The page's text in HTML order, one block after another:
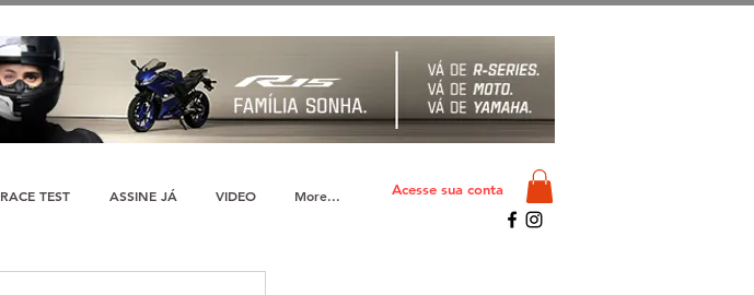
RACE TEST ASSINE JÁ VIDEO More... Acesse sua conta